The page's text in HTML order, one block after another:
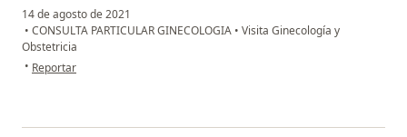
14 de agosto de 2021
• CONSULTA PARTICULAR GINECOLOGIA • Visita Ginecología y
Obstetricia
• en opinión del usuario M.O
Reportar